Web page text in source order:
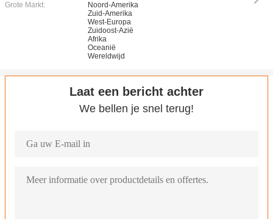
Grote Markt:
Noord-Amerika
Zuid-Amerika
West-Europa
Zuidoost-Azië
Afrika
Oceanië
Wereldwijd
Laat een bericht achter
We bellen je snel terug!